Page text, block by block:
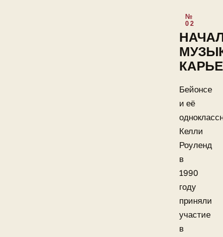
Бейонсе
и её
Келли
Роуленд
в
1990
году
приняли
участие
в